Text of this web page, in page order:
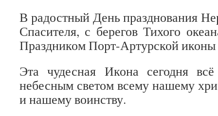
В радостный День празднования
Спасителя, с берегов Тихого
Праздником Порт-Артурской
Эта чудесная Икона сегодня
небесным светом всему нашему
и нашему воинству.